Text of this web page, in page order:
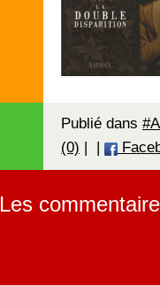
Publié dans
(0) | |
Les